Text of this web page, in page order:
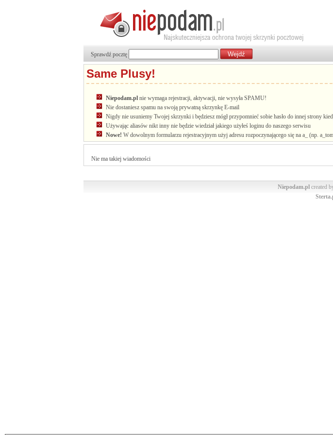
Sprawdź pocztę
Same Plusy!
Niepodam.pl nie wymaga rejestracji, aktywacji, nie wysyła SPAMU!
Nie dostaniesz spamu na swoją prywatną skrzynkę E-mail
Nigdy nie usuniemy Twojej skrzynki i będziesz mógł przypomnieć sobie hasło do innej strony
Używając aliasów nikt inny nie będzie wiedział jakiego użyłeś loginu do naszego serwisu
Nowe! W dowolnym formularzu rejestracyjnym użyj adresu rozpoczynającego się na a_ (np.
Nie ma takiej wiadomości
Niepodam.pl created